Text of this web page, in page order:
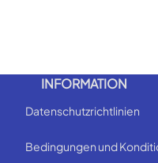
INFORMATION
Datenschutzrichtlinien
Bedingungen und